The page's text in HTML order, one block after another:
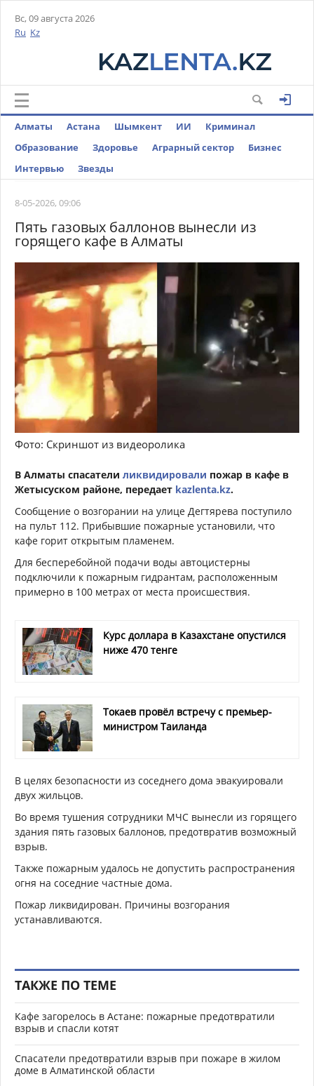
Вс, 09 августа 2026
Ru Kz
Алматы Астана Шымкент ИИ
Криминал
Образование
Здоровье Аграрный сектор
Бизнес
Интервью
Звезды
8-05-2026, 09:06
Пять газовых баллонов вынесли из
горящего кафе в Алматы
Фото: Скриншот из видеоролика
В Алматы спасатели ликвидировали пожар в кафе в
Жетысуском районе, передает kazlenta.kz.
Сообщение о возгорании на улице Дегтярева поступило
на пульт 112. Прибывшие пожарные установили, что
кафе горит открытым пламенем.
Для бесперебойной подачи воды автоцистерны
подключили к пожарным гидрантам, расположенным
примерно в 100 метрах от места происшествия.
Курс доллара в Казахстане опустился
ниже 470 тенге
Токаев провёл встречу с премьер-
министром Таиланда
В целях безопасности из соседнего дома эвакуировали
двух жильцов.
Во время тушения сотрудники МЧС вынесли из горящего
здания пять газовых баллонов, предотвратив возможный
взрыв.
Также пожарным удалось не допустить распространения
огня на соседние частные дома.
Пожар ликвидирован. Причины возгорания
устанавливаются.
ТАКЖЕ ПО ТЕМЕ
Кафе загорелось в Астане: пожарные предотвратили
взрыв и спасли котят
Спасатели предотвратили взрыв при пожаре в жилом
доме в Алматинской области